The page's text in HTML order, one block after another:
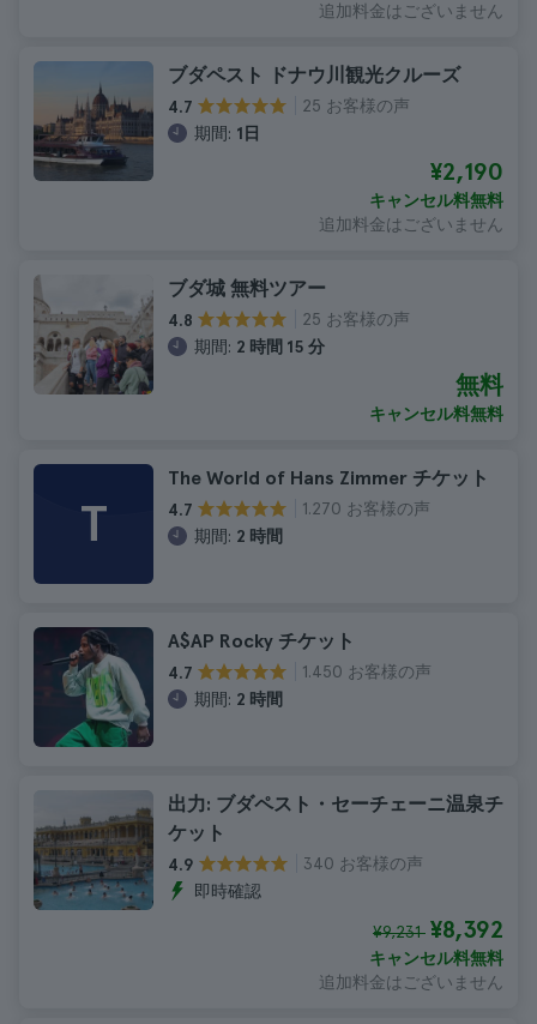
追加料金はございません
ブダペスト ドナウ川観光クルーズ
4.7
25 お客様の声
期間: 1日
¥2,190
キャンセル料無料
追加料金はございません
ブダ城 無料ツアー
4.8
25 お客様の声
期間: 2 時間 15 分
無料
キャンセル料無料
T
The World of Hans Zimmer チケット
4.7
1.270 お客様の声
期間: 2 時間
A$AP Rocky チケット
4.7
1.450 お客様の声
期間: 2 時間
出力: ブダペスト・セーチェーニ温泉チ
ケット
4.9
340 お客様の声
即時確認
¥9,231 ¥8,392
キャンセル料無料
追加料金はございません